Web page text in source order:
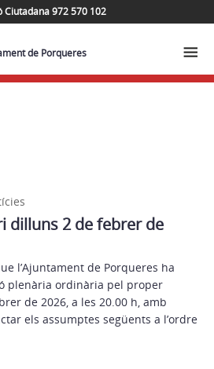
Ciutadana 972 570 102
de Porqueres
dilluns 2 de febrer de
l’Ajuntament de Porqueres ha
plenària ordinària pel proper
de 2026, a les 20.00 h, amb
els assumptes següents a l’ordre